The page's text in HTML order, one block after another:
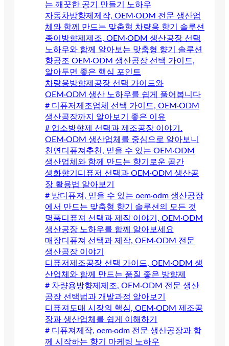
는 깨끗한 공기 만들기 노하우
자동차방향제제작, OEM·ODM 전문 생산업
체와 함께 만드는 맞춤형 차량용 향기 솔루션
종이방향제제조, OEM·ODM 생산공장 선택
노하우와 함께 알아보는 맞춤형 향기 솔루션
향공조 OEM·ODM 생산공장 선택 가이드,
알아두면 좋은 핵심 포인트
차량용방향제공장 선택 가이드와
OEM·ODM 생산 노하우를 쉽게 풀어봅니다
# 디퓨저제조업체 선택 가이드, OEM·ODM
생산공장까지 알아보기 좋은 이유
# 업소방향제 선택과 제조공장 이야기.
OEM·ODM 생산업체를 중심으로 알아보니
천연디퓨져추천, 믿을 수 있는 OEM·ODM
생산업체와 함께 만드는 향기로운 공간
생화향기디퓨저 선택과 OEM·ODM 생산공
장 활용법 알아보기
# 방디퓨져, 믿을 수 있는 oem·odm 생산공장
에서 만드는 맞춤형 향기 솔루션의 모든 것
명품디퓨져 선택과 제작 이야기, OEM·ODM
생산공장 노하우를 함께 알아보세요
매장디퓨져 선택과 제작, OEM·ODM 전문
생산공장 이야기
디퓨저제조공장 선택 가이드, OEM·ODM 생
산업체와 함께 만드는 품질 좋은 방향제
# 차량용방향제제조, OEM·ODM 전문 생산
공장 선택법과 개발과정 알아보기
디퓨져도매 시장의 핵심, OEM·ODM 제조공
장과 생산업체를 쉽게 이해하기
# 디퓨져제작, oem·odm 전문 생산공장과 함
께 시작하는 향기 마케팅 노하우